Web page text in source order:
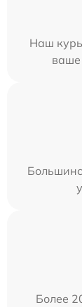
Наш
ваше
Более